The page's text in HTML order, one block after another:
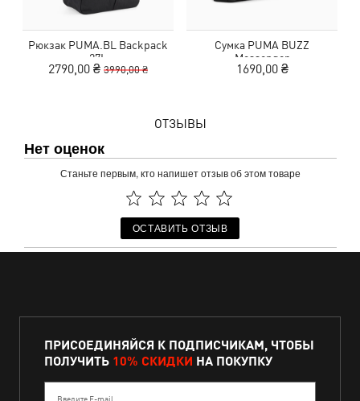
Рюкзак PUMA.BL Backpack
27L
2790,00 ₴ 3990,00 ₴
Сумка PUMA BUZZ
Messenger
1690,00 ₴
ОТЗЫВЫ
Нет оценок
Станьте первым, кто напишет отзыв об этом товаре
ОСТАВИТЬ ОТЗЫВ
ПРИСОЕДИНЯЙСЯ К ПОДПИСЧИКАМ, ЧТОБЫ
ПОЛУЧИТЬ 10% СКИДКИ НА ПОКУПКУ
Введите E-mail